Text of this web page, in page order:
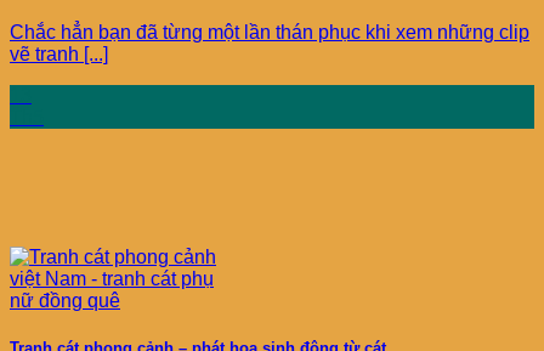
Chắc hẳn bạn đã từng một lần thán phục khi xem những clip
vẽ tranh [...]